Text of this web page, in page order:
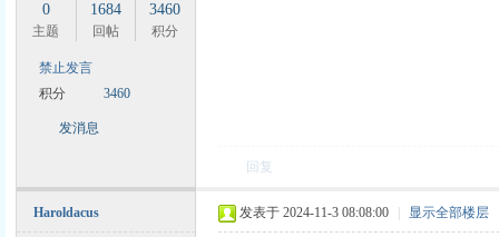
0
主题
1684
回帖
3460
积分
禁止发言
积分
3460
发消息
回复
Haroldacus 发表于 2024-11-3 08:08:00 显示全部楼层